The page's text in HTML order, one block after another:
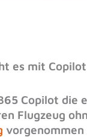
es mit
Copilot die
Flugzeug